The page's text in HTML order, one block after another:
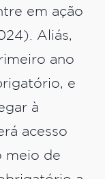
em ação
Aliás,
ano
e
à
acesso
meio de